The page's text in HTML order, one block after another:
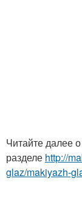
Читайте далее
разделе http://
glaz/makiyazh-